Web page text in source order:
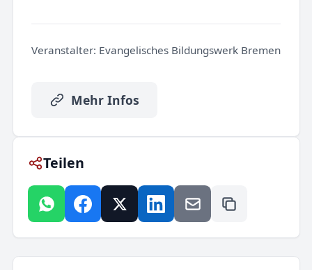
Veranstalter: Evangelisches Bildungswerk Bremen
Mehr Infos
Teilen